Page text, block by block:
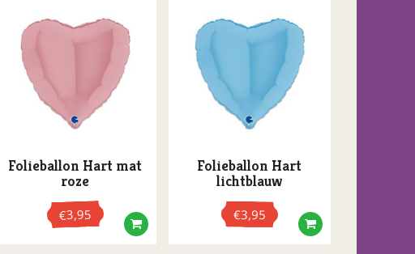
meerdere
variaties.
productpagina
Folieballon Hart mat
roze
€3,95
Folieballon Hart
lichtblauw
€3,95